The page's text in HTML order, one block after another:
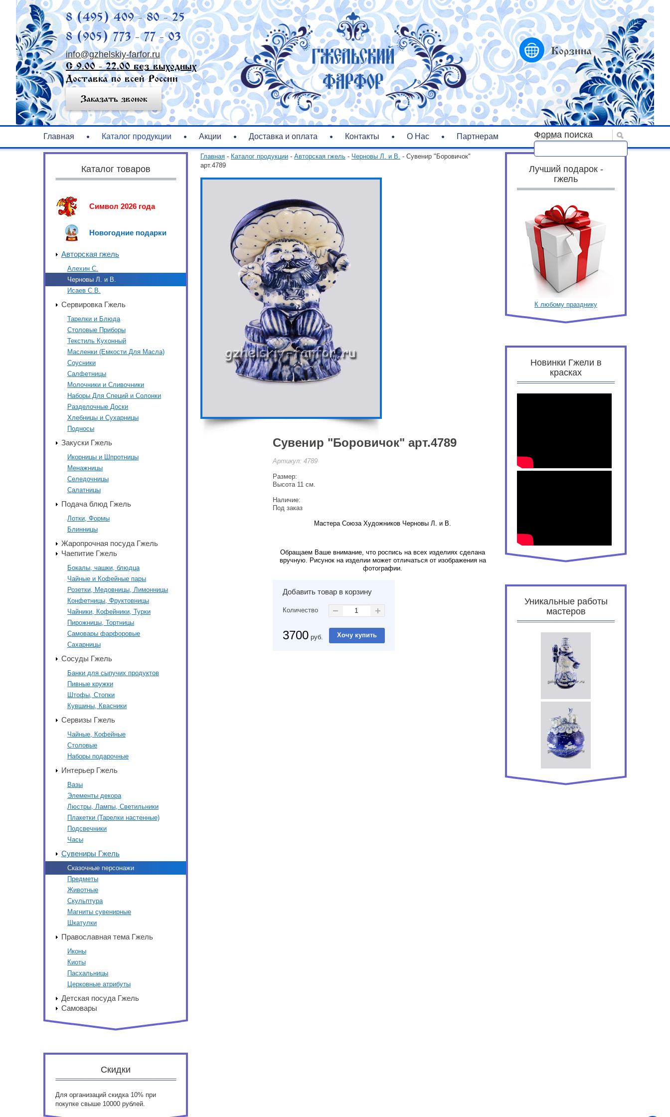
8 (495) 409 - 80 - 25
8 (905) 773 - 77 - 03
info@gzhelskiy-farfor.ru
С 9.00 - 22.00 без выходных
Доставка по всей России
Заказать звонок
Корзина
Главная Каталог продукции Акции Доставка и оплата Контакты О Нас Партнерам Форма поиска
Поиск
Каталог товаров
Символ 2026 года
Новогодние подарки
Авторская гжель
Алехин С.
Черновы Л. и В.
Исаев С.В.
Сервировка Гжель
Тарелки и Блюда
Столовые Приборы
Текстиль Кухонный
Масленки (Емкости Для Масла)
Соусники
Салфетницы
Молочники и Сливочники
Наборы Для Специй и Солонки
Разделочные Доски
Хлебницы и Сухарницы
Подносы
Закуски Гжель
Икорницы и Шпротницы
Менажницы
Селедочницы
Салатницы
Подача блюд Гжель
Лотки, Формы
Блинницы
Жаропрочная посуда Гжель
Чаепитие Гжель
Бокалы, чашки, блюдца
Чайные и Кофейные пары
Розетки, Медовницы, Лимонницы
Конфетницы, Фруктовницы
Чайники, Кофейники, Турки
Пирожницы, Тортницы
Самовары фарфоровые
Сахарницы
Сосуды Гжель
Банки для сыпучих продуктов
Пивные кружки
Штофы, Стопки
Кувшины, Квасники
Сервизы Гжель
Чайные, Кофейные
Столовые
Наборы подарочные
Интерьер Гжель
Вазы
Элементы декора
Люстры, Лампы, Светильники
Плакетки (Тарелки настенные)
Подсвечники
Часы
Сувениры Гжель
Сказочные персонажи
Предметы
Животные
Скульптура
Магниты сувенирные
Шкатулки
Православная тема Гжель
Иконы
Киоты
Пасхальницы
Церковные атрибуты
Детская посуда Гжель
Самовары
Скидки
Для организаций скидка 10% при
покупке свыше 10000 рублей.
Главная - Каталог продукции - Авторская гжель - Черновы Л. и В. - Сувенир "Боровичок"
арт.4789
Сувенир "Боровичок" арт.4789
Артикул: 4789
Размер:
Высота 11 см.
Наличие:
Под заказ
Мастера Союза Художников Черновы Л. и В.
Обращаем Ваше внимание, что роспись на всех изделиях сделана
вручную. Рисунок на изделии может отличаться от изображения на
фотографии.
Добавить товар в корзину
3700 руб.
Количество
Лучший подарок -
гжель
К любому празднику
Новинки Гжели в
красках
Уникальные работы
мастеров